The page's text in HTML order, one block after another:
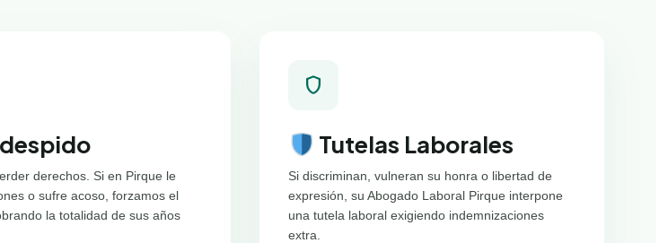
derechos. Si en Pirque le
o sufre acoso, forzamos el
la totalidad de sus años
shield
Tutelas Laborales
Si discriminan, vulneran su honra o libertad de
expresión, su Abogado Laboral Pirque interpone
una tutela laboral exigiendo indemnizaciones
extra.